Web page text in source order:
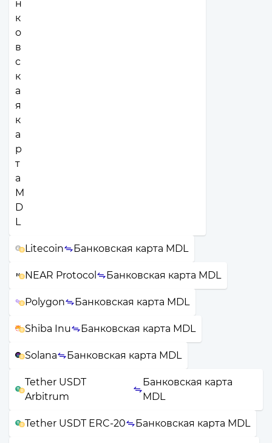
Litecoin Банковская карта MDL
NEAR Protocol Банковская карта MDL
Polygon Банковская карта MDL
Shiba Inu Банковская карта MDL
Solana Банковская карта MDL
Tether USDT
Arbitrum
Банковская карта
MDL
Tether USDT ERC-20 Банковская карта MDL